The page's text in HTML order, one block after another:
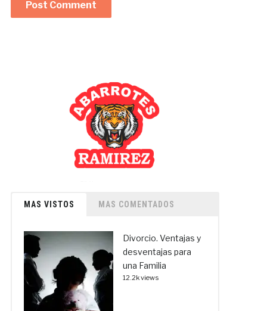
MAS VISTOS MAS COMENTADOS
Divorcio. Ventajas y
desventajas para
una Familia
12.2k views